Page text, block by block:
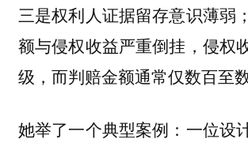
三是权利人证据留存意识薄弱
额与侵权收益严重倒挂，侵权
级，而判赔金额通常仅数百至数
她举了一个典型案例：一位设